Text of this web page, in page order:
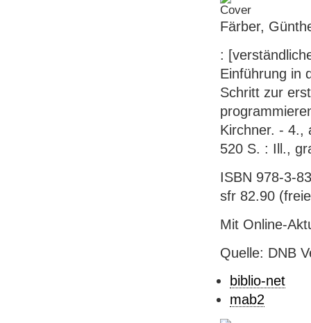
Färber,
:
Einführung in
Schritt zur
Kirchner. - 4.,
520 S. : Ill.,
ISBN 978-3-
sfr 82.90
Mit Online-
Quelle: DNB
biblio-net
mab2